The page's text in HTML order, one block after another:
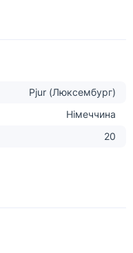
Pjur (Люксембург)
Німеччина
20